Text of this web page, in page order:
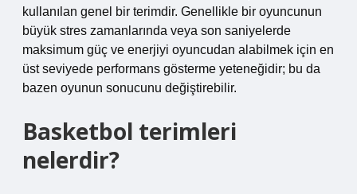
kullanılan genel bir terimdir. Genellikle bir oyuncunun
büyük stres zamanlarında veya son saniyelerde
maksimum güç ve enerjiyi oyuncudan alabilmek için en
üst seviyede performans gösterme yeteneğidir; bu da
bazen oyunun sonucunu değiştirebilir.
Basketbol terimleri
nelerdir?